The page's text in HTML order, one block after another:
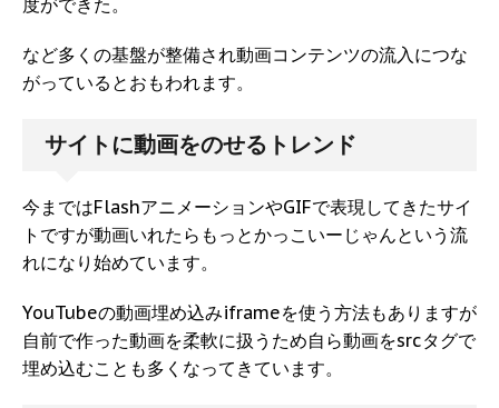
度ができた。
など多くの基盤が整備され動画コンテンツの流入につな
がっているとおもわれます。
サイトに動画をのせるトレンド
今まではFlashアニメーションやGIFで表現してきたサイ
トですが動画いれたらもっとかっこいーじゃんという流
れになり始めています。
YouTubeの動画埋め込みiframeを使う方法もありますが
自前で作った動画を柔軟に扱うため自ら動画をsrcタグで
埋め込むことも多くなってきています。